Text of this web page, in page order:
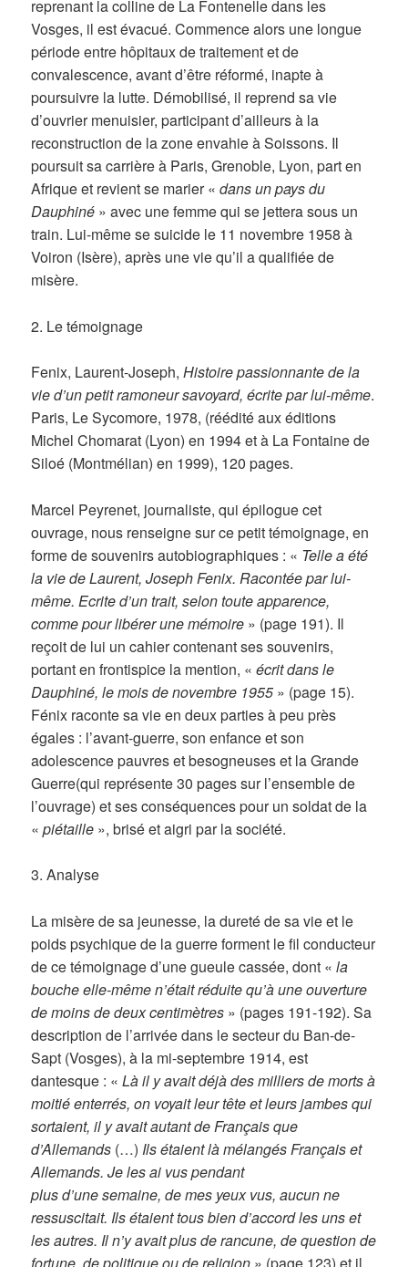
reprenant la colline de La Fontenelle dans les
Vosges, il est évacué. Commence alors une longue
période entre hôpitaux de traitement et de
convalescence, avant d’être réformé, inapte à
poursuivre la lutte. Démobilisé, il reprend sa vie
d’ouvrier menuisier, participant d’ailleurs à la
reconstruction de la zone envahie à Soissons. Il
poursuit sa carrière à Paris, Grenoble, Lyon, part en
Afrique et revient se marier «dans un pays du
Dauphiné » avec une femme qui se jettera sous un
train. Lui-même se suicide le 11 novembre 1958 à
Voiron (Isère), après une vie qu’il a qualifiée de
misère.
2. Le témoignage
Fenix, Laurent-Joseph,Histoire passionnante de la
vie d’un petit ramoneur savoyard, écrite par lui-même.
Paris, Le Sycomore, 1978, (réédité aux éditions
Michel Chomarat (Lyon) en 1994 et à La Fontaine de
Siloé (Montmélian) en 1999), 120 pages.
Marcel Peyrenet, journaliste, qui épilogue cet
ouvrage, nous renseigne sur ce petit témoignage, en
forme de souvenirs autobiographiques : « Telle a été
la vie de Laurent, Joseph Fenix. Racontée par lui-
même. Ecrite d’un trait, selon toute apparence,
comme pour libérer une mémoire » (page 191). Il
reçoit de lui un cahier contenant ses souvenirs,
portant en frontispice la mention, «écrit dans le
Dauphiné, le mois de novembre 1955 » (page 15).
Fénix raconte sa vie en deux parties à peu près
égales : l’avant-guerre, son enfance et son
adolescence pauvres et besogneuses et la Grande
Guerre(qui représente 30 pages sur l’ensemble de
l’ouvrage) et ses conséquences pour un soldat de la
«piétaille », brisé et aigri par la société.
3. Analyse
La misère de sa jeunesse, la dureté de sa vie et le
poids psychique de la guerre forment le fil conducteur
de ce témoignage d’une gueule cassée, dont «la
bouche elle-même n’était réduite qu’à une ouverture
de moins de deux centimètres » (pages 191-192). Sa
description de l’arrivée dans le secteur du Ban-de-
Sapt (Vosges), à la mi-septembre 1914, est
dantesque : «Là il y avait déjà des milliers de morts à
moitié enterrés, on voyait leur tête et leurs jambes qui
sortaient, il y avait autant de Français que
d’Allemands (…) Ils étaient là mélangés Français et
Allemands. Je les ai vus pendant
plus d’une semaine, de mes yeux vus, aucun ne
ressuscitait. Ils étaient tous bien d’accord les uns et
les autres. Il n’y avait plus de rancune, de question de